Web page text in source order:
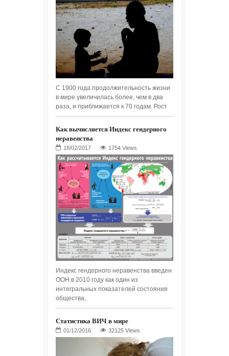
С 1900 года продолжительность жизни
в мире увеличилась более, чем в два
раза, и приближается к 70 годам. Рост
Как вычисляется Индекс гендерного
неравенства
1754 Views
Индекс гендерного неравенства введен
ООН в 2010 году как один из
интегральных показателей состояния
общества,
Статистика ВИЧ в мире
32125 Views